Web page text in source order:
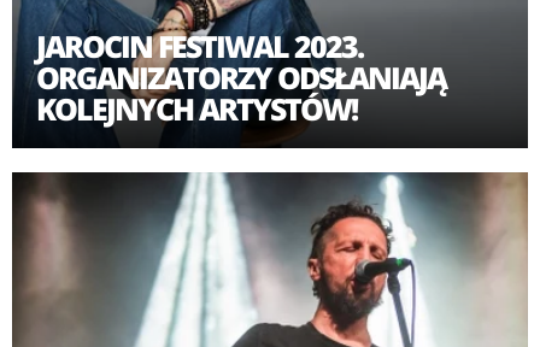
JAROCIN FESTIWAL 2023.
ORGANIZATORZY ODSŁANIAJĄ
KOLEJNYCH ARTYSTÓW!